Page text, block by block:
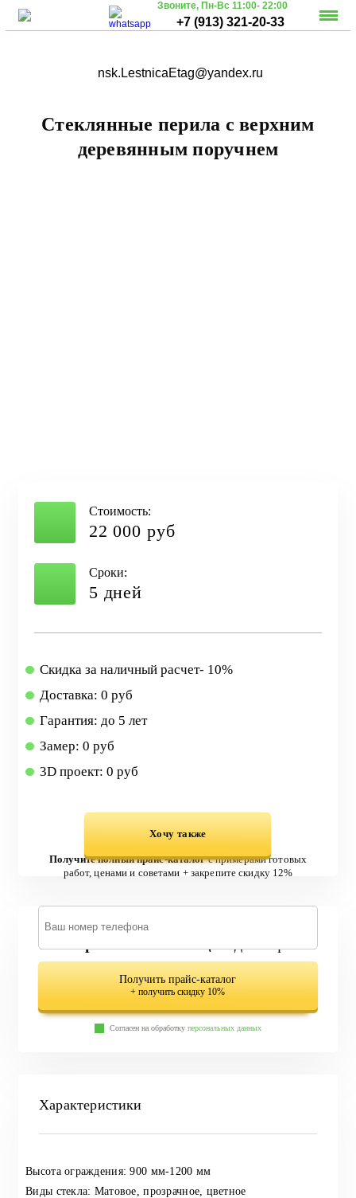
Звоните, Пн-Вс 11:00- 22:00
+7 (913) 321-20-33
nsk.LestnicaEtag@yandex.ru
Стеклянные перила с верхним
деревянным поручнем
Стоимость:
22 000 руб
Сроки:
5 дней
Скидка за наличный расчет- 10%
Доставка: 0 руб
Гарантия: до 5 лет
Замер: 0 руб
3D проект: 0 руб
Хочу также
Характеристики
Высота ограждения: 900 мм-1200 мм
Виды стекла: Матовое, прозрачное, цветное
579 вариантов лестниц в одном файле
Получите полный прайс-каталогс примерами готовых
работ, ценами и советами + закрепите скидку 12%
Получить прайс-каталог
+ получить скидку 10%
Согласен на обработку персональных данных